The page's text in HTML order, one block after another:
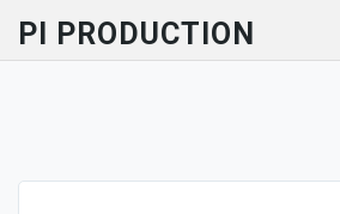
PI PRODUCTION